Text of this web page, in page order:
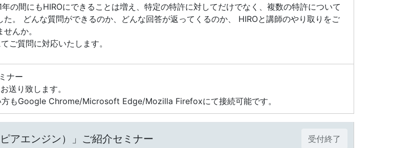
の間にもHIROにできることは増え、特定の特許に対してだけでなく、複数の特許について
た。 どんな質問ができるのか、どんな回答が返ってくるのか、 HIROと講師のやり取りをご
んか。
ご質問に対応いたします。
ナー
送り致します。
方もGoogle Chrome/Microsoft Edge/Mozilla Firefoxにて接続可能です。
受付終了
アエンジン）」ご紹介セミナー